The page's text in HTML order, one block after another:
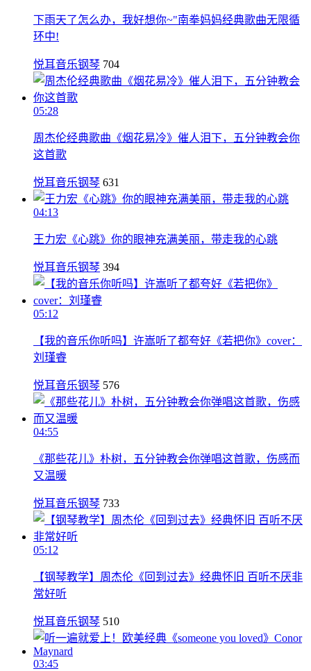
下雨天了怎么办，我好想你~"南拳妈妈经典歌曲无限循
环中!
悦耳音乐钢琴 704
05:28
周杰伦经典歌曲《烟花易冷》催人泪下，五分钟教会你
这首歌
悦耳音乐钢琴 631
04:13
王力宏《心跳》你的眼神充满美丽，带走我的心跳
悦耳音乐钢琴 394
05:12
【我的音乐你听吗】许嵩听了都夸好《若把你》cover：
刘瑾睿
悦耳音乐钢琴 576
04:55
《那些花儿》朴树，五分钟教会你弹唱这首歌，伤感而
又温暖
悦耳音乐钢琴 733
05:12
【钢琴教学】周杰伦《回到过去》经典怀旧 百听不厌非
常好听
悦耳音乐钢琴 510
03:45